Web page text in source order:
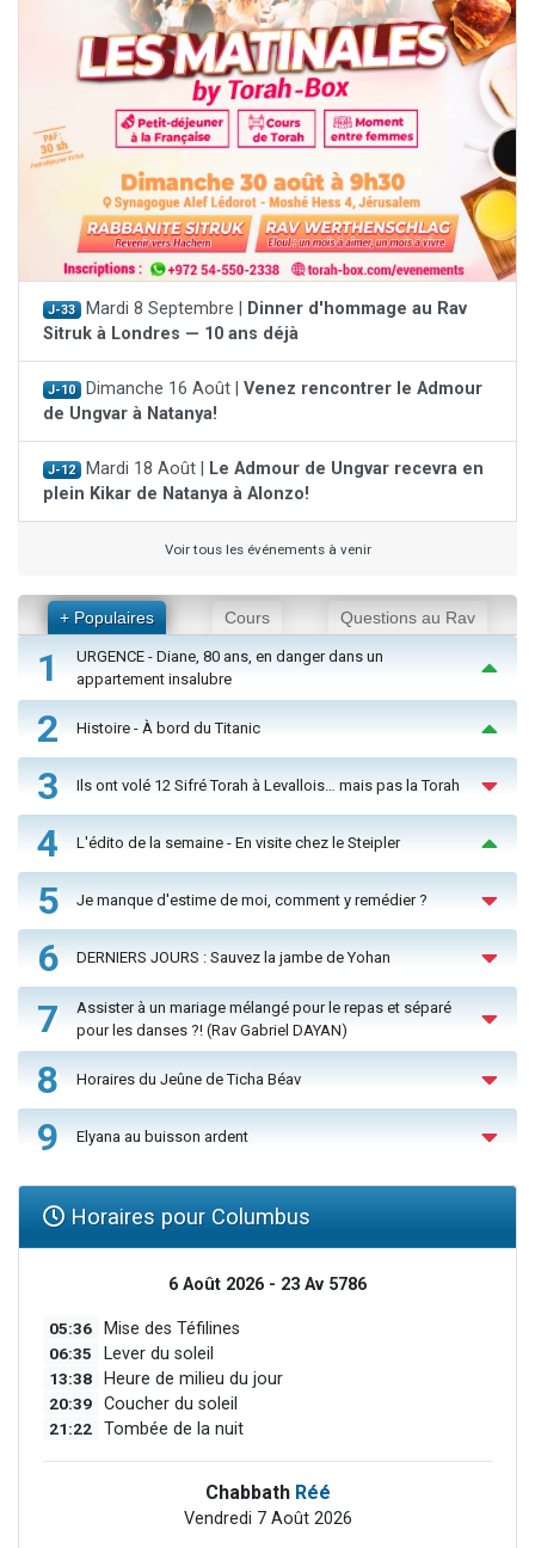
J-33 Mardi 8 Septembre |
Dinner d'hommage au Rav
Sitruk à Londres — 10 ans déjà
J-10 Dimanche 16 Août | Venez rencontrer le Admour
de Ungvar à Natanya!
J-12 Mardi 18 Août |
Le Admour de Ungvar recevra en
plein Kikar de Natanya à Alonzo!
Voir tous les événements à venir
+ Populaires Cours Questions au Rav
1
URGENCE - Diane, 80 ans, en danger dans un
appartement insalubre
2 Histoire - À bord du Titanic
3 Ils ont volé 12 Sifré Torah à Levallois… mais pas la Torah
4 L'édito de la semaine - En visite chez le Steipler
5 Je manque d'estime de moi, comment y remédier ?
6 DERNIERS JOURS : Sauvez la jambe de Yohan
7
Assister à un mariage mélangé pour le repas et séparé
pour les danses ?! (Rav Gabriel DAYAN)
8 Horaires du Jeûne de Ticha Béav
9 Elyana au buisson ardent
Horaires pour Columbus
6 Août 2026 - 23 Av 5786
05:36 Mise des Téfilines
06:35 Lever du soleil
13:38 Heure de milieu du jour
20:39 Coucher du soleil
21:22 Tombée de la nuit
Chabbath Réé
Vendredi 7 Août 2026